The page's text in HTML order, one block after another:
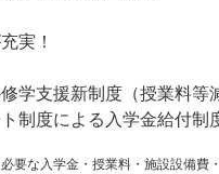
実！
学支援新制度（授業料等
制度による入学金給付制
要な入学金・授業料・施設設備費